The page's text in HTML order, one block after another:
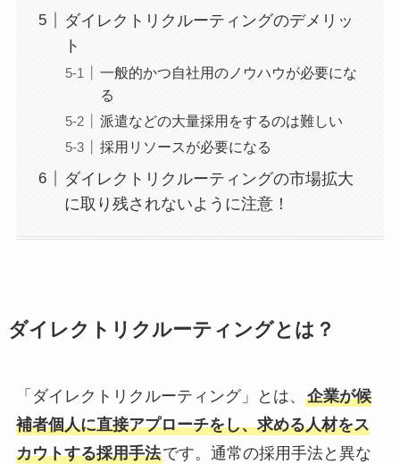
ダイレクトリクルーティングのデメリッ
ト
一般的かつ自社用のノウハウが必要にな
る
派遣などの大量採用をするのは難しい
採用リソースが必要になる
ダイレクトリクルーティングの市場拡大
に取り残されないように注意！
ダイレクトリクルーティングとは？
「ダイレクトリクルーティング」とは、 企業が候
補者個人に直接アプローチをし、求める人材をス
カウトする採用手法です。通常の採用手法と異な